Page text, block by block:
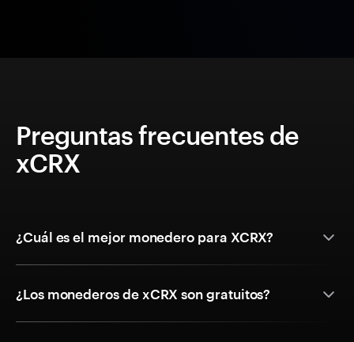
Preguntas frecuentes de
xCRX
¿Cuál es el mejor monedero para XCRX?
¿Los monederos de xCRX son gratuitos?